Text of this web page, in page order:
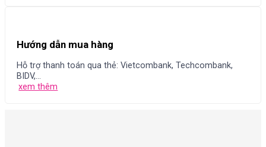
Hướng dẫn mua hàng
Hỗ trợ thanh toán qua thẻ: Vietcombank, Techcombank,
BIDV,...
xem thêm